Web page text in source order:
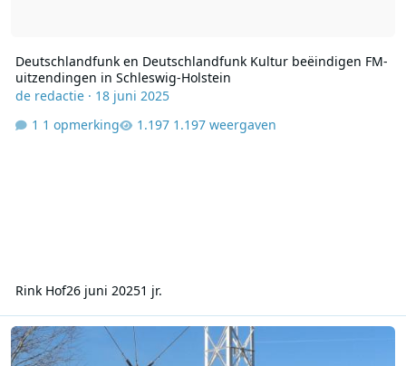
Deutschlandfunk en Deutschlandfunk Kultur beëindigen FM-
uitzendingen in Schleswig-Holstein
de redactie· 18 juni 2025
1 opmerking
1.197 weergaven
Rink Hof26 juni 20251 jr.
Van Deutschlandfunk tot sloop: De geschiedenis van zender